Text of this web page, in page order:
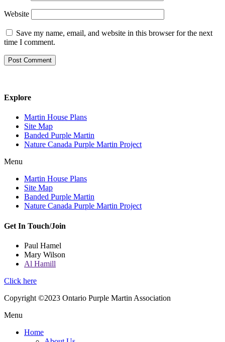
Website
Save my name, email, and website in this browser for the next
time I comment.
Explore
Martin House Plans
Site Map
Banded Purple Martin
Nature Canada Purple Martin Project
Menu
Martin House Plans
Site Map
Banded Purple Martin
Nature Canada Purple Martin Project
Get In Touch/Join
Paul Hamel
Mary Wilson
Al Hamill
Click here
Copyright ©2023 Ontario Purple Martin Association
Menu
Home